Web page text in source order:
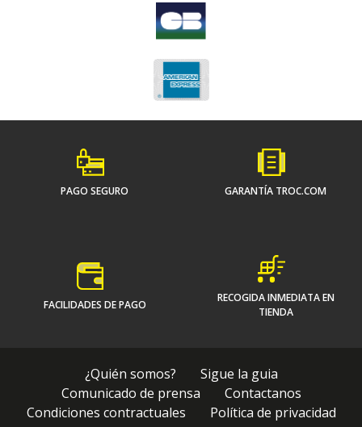
PAGO SEGURO GARANTÍA TROC.COM
FACILIDADES DE PAGO
RECOGIDA INMEDIATA EN
TIENDA
¿Quién somos?
Sigue la guia
Comunicado de prensa
Contactanos
Condiciones contractuales
Política de privacidad